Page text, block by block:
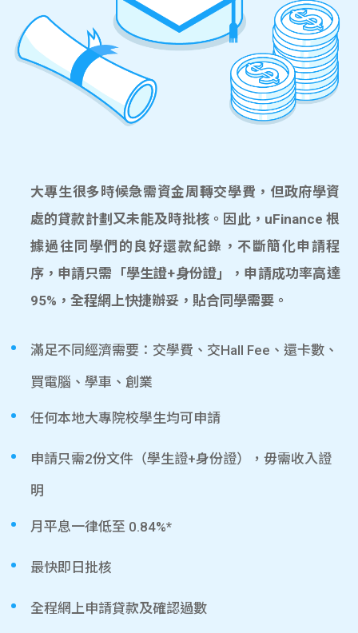
大專生很多時候急需資金周轉交學費，但政府學資
處的貸款計劃又未能及時批核。因此，uFinance 根
據過往同學們的良好還款紀錄，不斷簡化申請程
序，申請只需「學生證+身份證」，申請成功率高達
95%，全程網上快捷辦妥，貼合同學需要。
滿足不同經濟需要：交學費、交Hall Fee、還卡數、
買電腦、學車、創業
任何本地大專院校學生均可申請
申請只需2份文件（學生證+身份證），毋需收入證
明
月平息一律低至 0.84%*
最快即日批核
全程網上申請貸款及確認過數